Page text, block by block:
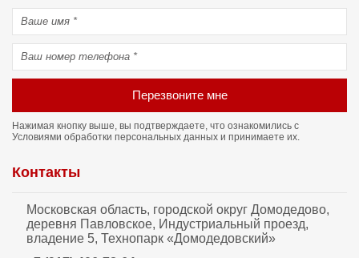
Перезвоните мне
Нажимая кнопку выше, вы подтверждаете, что ознакомились с
Условиями обработки персональных данных и принимаете их.
Контакты
Московская область, городской округ Домодедово,
деревня Павловское, Индустриальный проезд,
владение 5, Технопарк «Домодедовский»